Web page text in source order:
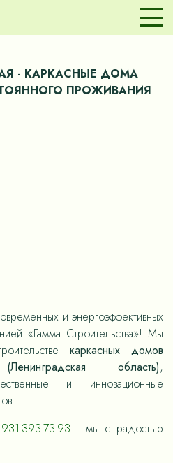
- КАРКАСНЫЕ ДОМА
ПРОЖИВАНИЯ
и энергоэффективных
«Гамма Строительства»! Мы
каркасных домов
область),
и инновационные
393-73-93 - мы с радостью